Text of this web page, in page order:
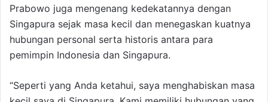
Prabowo juga mengenang kedekatannya dengan
Singapura sejak masa kecil dan menegaskan kuatnya
hubungan personal serta historis antara para
pemimpin Indonesia dan Singapura.
“Seperti yang Anda ketahui, saya menghabiskan masa